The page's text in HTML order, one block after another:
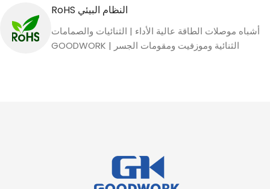
النظام البيئي RoHS
أشباه موصلات الطاقة عالية الأداء | الثنائيات والصمامات
الثنائية وموزفيت ومقومات الجسر | GOODWORK